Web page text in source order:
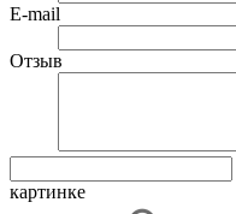
E-mail
Отзыв
картинке